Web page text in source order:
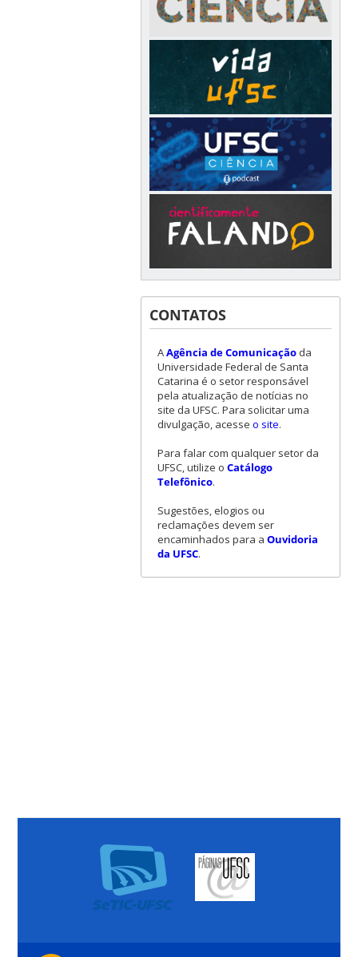
CONTATOS
AAgência de Comunicaçãoda
Universidade Federal de Santa
Catarina é o setor responsável
pela atualização de notícias no
site da UFSC. Para solicitar uma
divulgação, acesse o site.
Para falar com qualquer setor da
UFSC, utilize o Catálogo
Telefônico.
Sugestões, elogios ou
reclamações devem ser
encaminhados para a Ouvidoria
da UFSC.